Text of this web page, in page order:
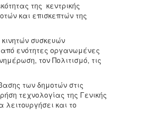
της κεντρικής
και επισκεπτών της
συσκευών
από ενότητες οργανωμένες
τον Πολιτισμό, τις
των δημοτών στις
τεχνολογίας της Γενικής
και το